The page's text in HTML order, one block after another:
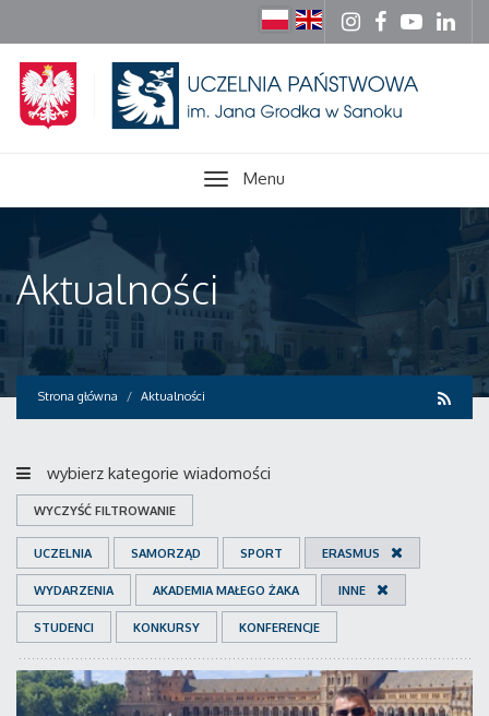
Menu
Aktualności
Strona główna Aktualności
wybierz kategorie wiadomości
WYCZYŚĆ FILTROWANIE
UCZELNIA SAMORZĄD SPORT ERASMUS
WYDARZENIA AKADEMIA MAŁEGO ŻAKA INNE
STUDENCI KONKURSY KONFERENCJE